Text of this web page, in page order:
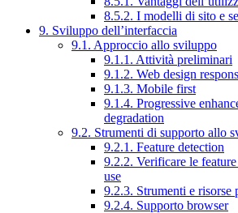
8.5.2. I modelli di sito e
9. Sviluppo dell’interfaccia
9.1. Approccio allo sviluppo
9.1.1. Attività preliminari
9.1.2. Web design
9.1.3. Mobile first
9.1.4. Progressive
degradation
9.2. Strumenti di supporto allo
9.2.1. Feature detection
9.2.2. Verificare le
use
9.2.3. Strumenti e risorse
9.2.4. Supporto browser